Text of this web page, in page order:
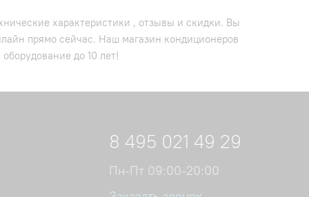
характеристики , отзывы и скидки. Вы
прямо сейчас. Наш магазин кондиционеров
до 10 лет!
8 495 021 49 29
Пн-Пт 09:00-20:00